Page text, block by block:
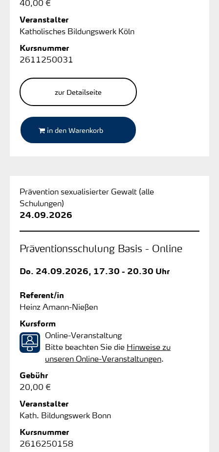
40,00 €
Veranstalter
Katholisches Bildungswerk Köln
Kursnummer
2611250031
zur Detailseite
in den Warenkorb
Prävention sexualisierter Gewalt (alle
Schulungen)
24.09.2026
Präventionsschulung Basis - Online
Do. 24.09.2026, 17.30 - 20.30 Uhr
Referent/in
Heinz Amann-Nießen
Kursform
Online-Veranstaltung
Bitte beachten Sie die Hinweise zu
unseren Online-Veranstaltungen.
Gebühr
20,00 €
Veranstalter
Kath. Bildungswerk Bonn
Kursnummer
2616250158